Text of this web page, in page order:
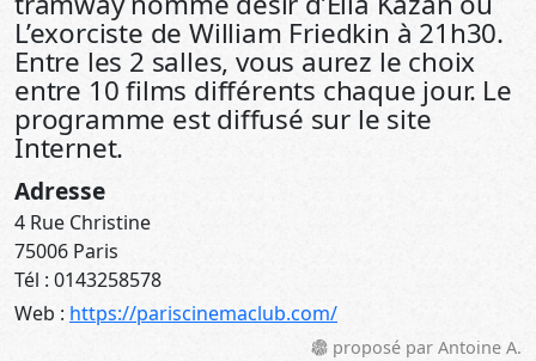
L’exorciste de William Friedkin à 21h30.
Entre les 2 salles, vous aurez le choix
entre 10 films différents chaque jour. Le
programme est diffusé sur le site
Internet.
Adresse
4 Rue Christine
75006 Paris
Tél : 0143258578
Web : https://pariscinemaclub.com/
proposé par Antoine A.